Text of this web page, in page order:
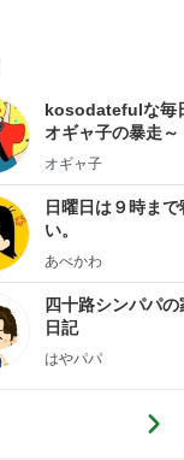
kosodatefulな毎
オギャ子の暴走～
オギャ子
日曜日は９時まで
い。
あべかわ
四十路シンパパの
日記
はやパパ